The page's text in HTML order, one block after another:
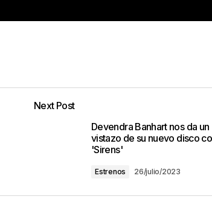
Next Post
Devendra Banhart nos da un
vistazo de su nuevo disco
'Sirens'
Estrenos 26/julio/2023